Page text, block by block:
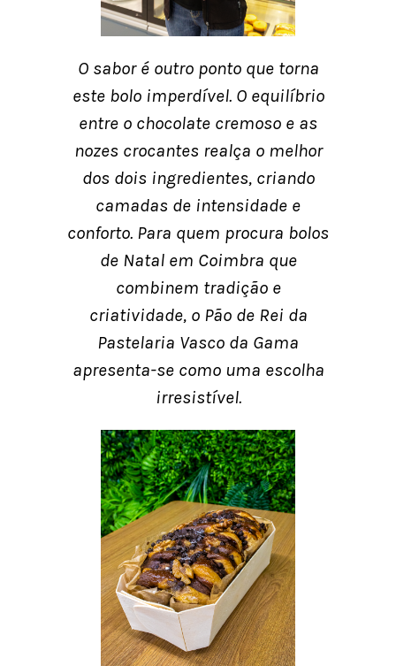
O sabor é outro ponto que torna
este bolo imperdível. O equilíbrio
entre o chocolate cremoso e as
nozes crocantes realça o melhor
dos dois ingredientes, criando
camadas de intensidade e
conforto. Para quem procura bolos
de Natal em Coimbra que
combinem tradição e
criatividade, o Pão de Rei da
Pastelaria Vasco da Gama
apresenta-se como uma escolha
irresistível.